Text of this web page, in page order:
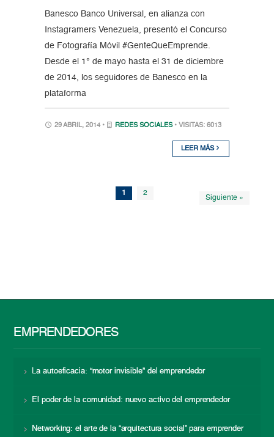
Banesco Banco Universal, en alianza con
Instagramers Venezuela, presentó el Concurso
de Fotografía Móvil #GenteQueEmprende.
Desde el 1° de mayo hasta el 31 de diciembre
de 2014, los seguidores de Banesco en la
plataforma
29 ABRIL, 2014 • REDES SOCIALES • VISITAS: 6013
LEER MÁS
1 2
Siguiente »
EMPRENDEDORES
La autoeficacia: “motor invisible” del emprendedor
El poder de la comunidad: nuevo activo del emprendedor
Networking: el arte de la “arquitectura social” para emprender